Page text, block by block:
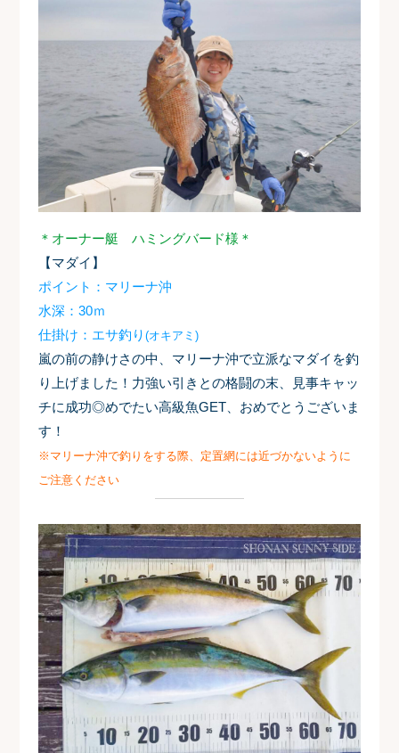
＊オーナー艇 ハミングバード様＊
【マダイ】
ポイント：マリーナ沖
水深：30ｍ
仕掛け：エサ釣り (オキアミ)
嵐の前の静けさの中、マリーナ沖で立派なマダイを釣
り上げました ！力強い引きとの格闘の末、見事キャッ
チに成功◎めでたい高級魚GET、おめでとうございま
す！
※マリーナ沖で釣りをする際、定置網には近づかないように
ご注意ください